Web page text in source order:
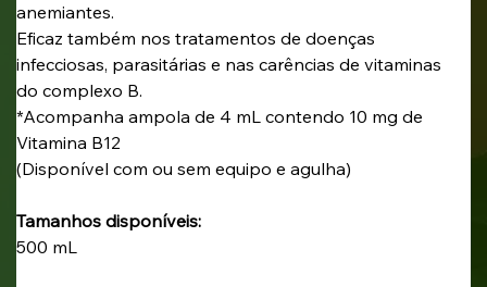
anemiantes.
Eficaz também nos tratamentos de doenças
infecciosas, parasitárias e nas carências de vitaminas
do complexo B.
*Acompanha ampola de 4 mL contendo 10 mg de
Vitamina B12
(Disponível com ou sem equipo e agulha)
Tamanhos disponíveis:
500 mL